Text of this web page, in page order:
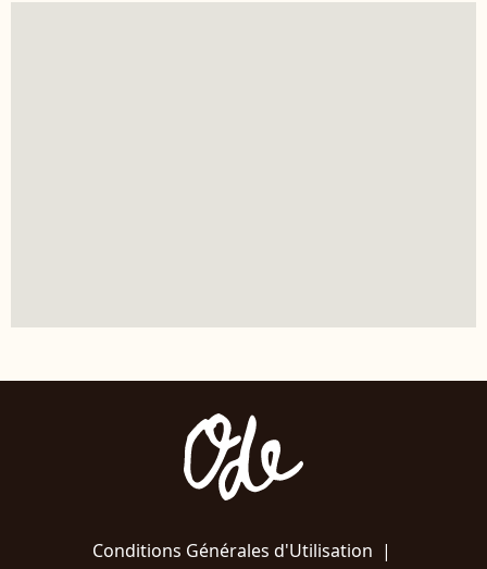
Conditions Générales d'Utilisation |